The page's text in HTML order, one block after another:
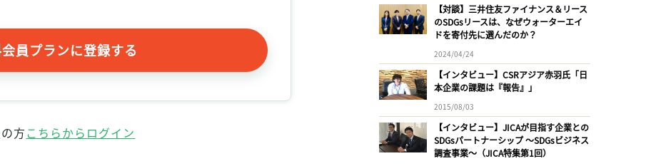
員プランに登録する
方こちらからログイン
【対談】三井住友ファイナンス＆リース
のSDGsリースは、なぜウォーターエイ
ドを寄付先に選んだのか？
2024/04/24
【インタビュー】CSRアジア赤羽氏「日
本企業の課題は『報告』」
2015/08/03
【インタビュー】JICAが目指す企業との
SDGsパートナーシップ 〜SDGsビジネス
調査事業〜（JICA特集第1回）
記事をお気に入りに保存するには
ログイン